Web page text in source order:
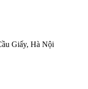
Giấy, Hà Nội